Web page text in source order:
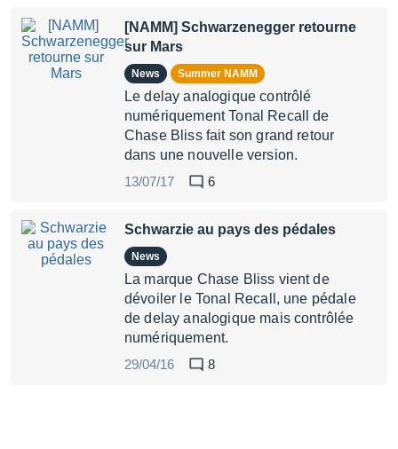
[NAMM] Schwarzenegger retourne
sur Mars
News Summer NAMM
Le delay analogique contrôlé
numériquement Tonal Recall de
Chase Bliss fait son grand retour
dans une nouvelle version.
13/07/17
6
Schwarzie au pays des pédales
News
La marque Chase Bliss vient de
dévoiler le Tonal Recall, une pédale
de delay analogique mais contrôlée
numériquement.
29/04/16
8